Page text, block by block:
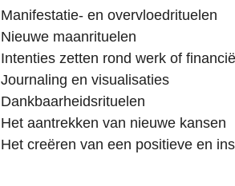
Manifestatie- en overvloedrituelen
Nieuwe maanrituelen
Intenties zetten rond werk of
Journaling en visualisaties
Dankbaarheidsrituelen
Het aantrekken van nieuwe kansen
Het creëren van een positieve en